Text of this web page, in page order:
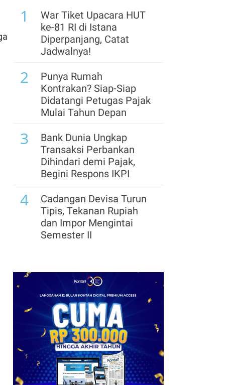
1
War Tiket Upacara HUT
ke-81 RI di Istana
Diperpanjang, Catat
Jadwalnya!
2
Punya Rumah
Kontrakan? Siap-Siap
Didatangi Petugas Pajak
Mulai Tahun Depan
3
Bank Dunia Ungkap
Transaksi Perbankan
Dihindari demi Pajak,
Begini Respons IKPI
4
Cadangan Devisa Turun
Tipis, Tekanan Rupiah
dan Impor Mengintai
Semester II